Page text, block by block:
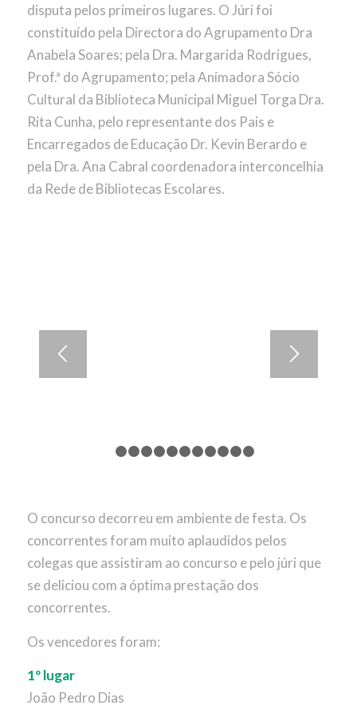
disputa pelos primeiros lugares. O Júri foi
constituído pela Directora do Agrupamento Dra
Anabela Soares; pela Dra. Margarida Rodrigues,
Prof.ª do Agrupamento; pela Animadora Sócio
Cultural da Biblioteca Municipal Miguel Torga Dra.
Rita Cunha, pelo representante dos Pais e
Encarregados de Educação Dr. Kevin Berardo e
pela Dra. Ana Cabral coordenadora interconcelhia
da Rede de Bibliotecas Escolares.
1 2 3 4 5
O concurso decorreu em ambiente de festa. Os
concorrentes foram muito aplaudidos pelos
colegas que assistiram ao concurso e pelo júri que
se deliciou com a óptima prestação dos
concorrentes.
Os vencedores foram:
1º lugar
João Pedro Dias